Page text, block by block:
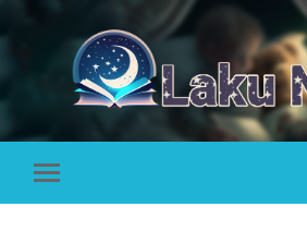
Noć
Toggle
mobile